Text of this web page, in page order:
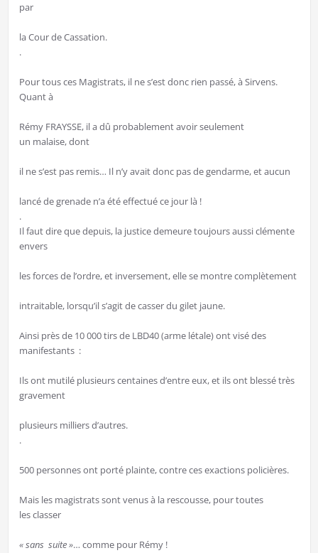
par
la Cour de Cassation.
.
Pour tous ces Magistrats, il ne s’est donc rien passé, à Sirvens.
Quant à
Rémy FRAYSSE, il a dû probablement avoir seulement
un malaise, dont
il ne s’est pas remis… Il n’y avait donc pas de gendarme, et aucun
lancé de grenade n’a été effectué ce jour là !
.
Il faut dire que depuis, la justice demeure toujours aussi clémente
envers
les forces de l’ordre, et inversement, elle se montre complètement
intraitable, lorsqu’il s’agit de casser du gilet jaune.
Ainsi près de 10 000 tirs de LBD40 (arme létale) ont visé des
manifestants :
Ils ont mutilé plusieurs centaines d’entre eux, et ils ont blessé très
gravement
plusieurs milliers d’autres.
.
500 personnes ont porté plainte, contre ces exactions policières.
Mais les magistrats sont venus à la rescousse, pour toutes
les classer
« sans suite »… comme pour Rémy !